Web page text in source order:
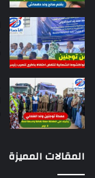
المقالات المميزة